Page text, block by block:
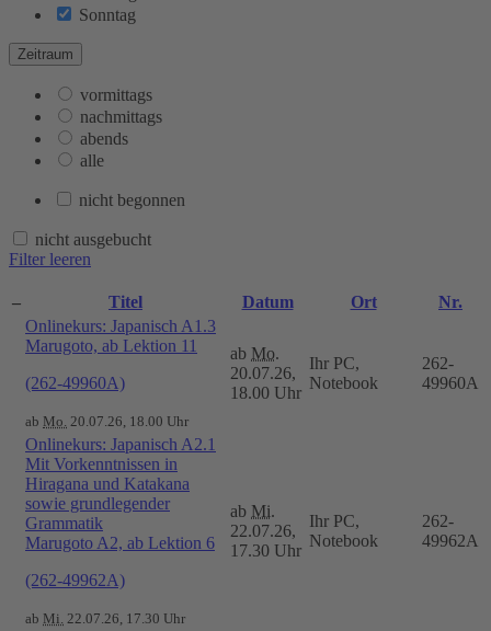
Sonntag
Zeitraum
vormittags
nachmittags
abends
alle
nicht begonnen
nicht ausgebucht
Filter leeren
– Titel Datum Ort
Nr.
Onlinekurs: Japanisch A1.3
Marugoto, ab Lektion 11
(262-49960A)
ab Mo. 20.07.26, 18.00 Uhr
ab Mo.
20.07.26,
18.00 Uhr
Ihr PC,
Notebook
262-
49960A
Onlinekurs: Japanisch A2.1
Mit Vorkenntnissen in
Hiragana und Katakana
sowie grundlegender
Grammatik
Marugoto A2, ab Lektion 6
(262-49962A)
ab Mi. 22.07.26, 17.30 Uhr
ab Mi.
22.07.26,
17.30 Uhr
Ihr PC,
Notebook
262-
49962A